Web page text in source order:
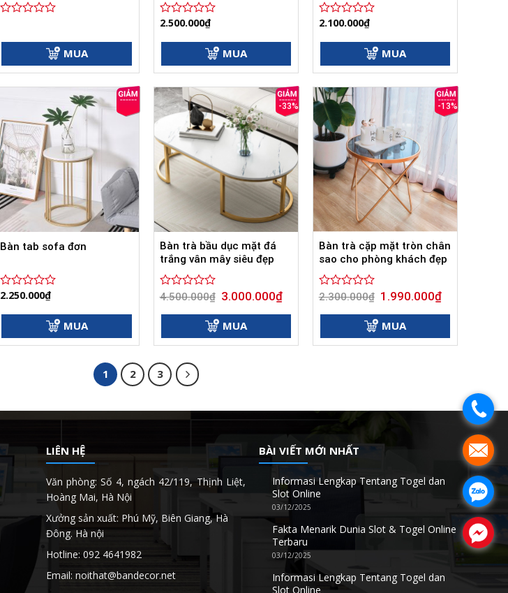
5
MUA
Được
5
2.500.000₫
MUA
Được
5
2.100.000₫
MUA
Bàn tab sofa đơn
Được
5
2.250.000₫
MUA
-33%
Bàn trà bầu dục mặt đá
trắng vân mây siêu đẹp
Được
5
4.500.000₫ Giá
gốc
là:
4.500.000₫.
3.000.000₫Giá
tại
MUA
-13%
Bàn trà cặp mặt tròn chân
sao cho phòng khách đẹp
Được
5
2.300.000₫ Giá
gốc
là:
2.300.000₫.
1.990.000₫Giá
tại
MUA
1 2 3
LIÊN HỆ
Văn phòng: Số 4, ngách 42/119, Thịnh Liệt,
Hoàng Mai, Hà Nội
Xưởng sản xuất: Phú Mỹ, Biên Giang, Hà
Đông. Hà nội
Hotline: 092 4641982
Email: noithat@bandecor.net
BÀI VIẾT MỚI NHẤT
Informasi Lengkap Tentang Togel dan
Slot Online
03/12/2025
Fakta Menarik Dunia Slot & Togel Online
Terbaru
03/12/2025
Informasi Lengkap Tentang Togel dan
Slot Online
.
.
.
.